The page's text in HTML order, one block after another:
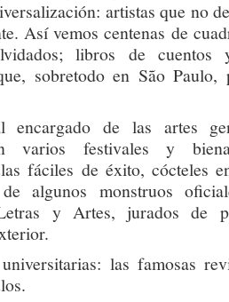
artistas que no
Así vemos centenas de
libros de cuentos
sobretodo en São Paulo,
de las artes
varios festivales y
fáciles de éxito, cócteles
algunos monstruos
y Artes, jurados de
las famosas